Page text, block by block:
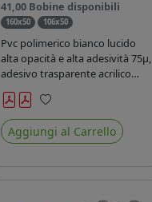
41,00 Bobine disponibili
160x50 106x50
Pvc polimerico bianco lucido
alta opacità e alta adesività 75µ,
adesivo trasparente acrilico
hotmelt permanente, durata 5-
7 anni, liner 140gr PE su
entrambi lati. Prestazioni di alto
livello. Dotato di certificato
Preferiti
Aggiungi al Carrello